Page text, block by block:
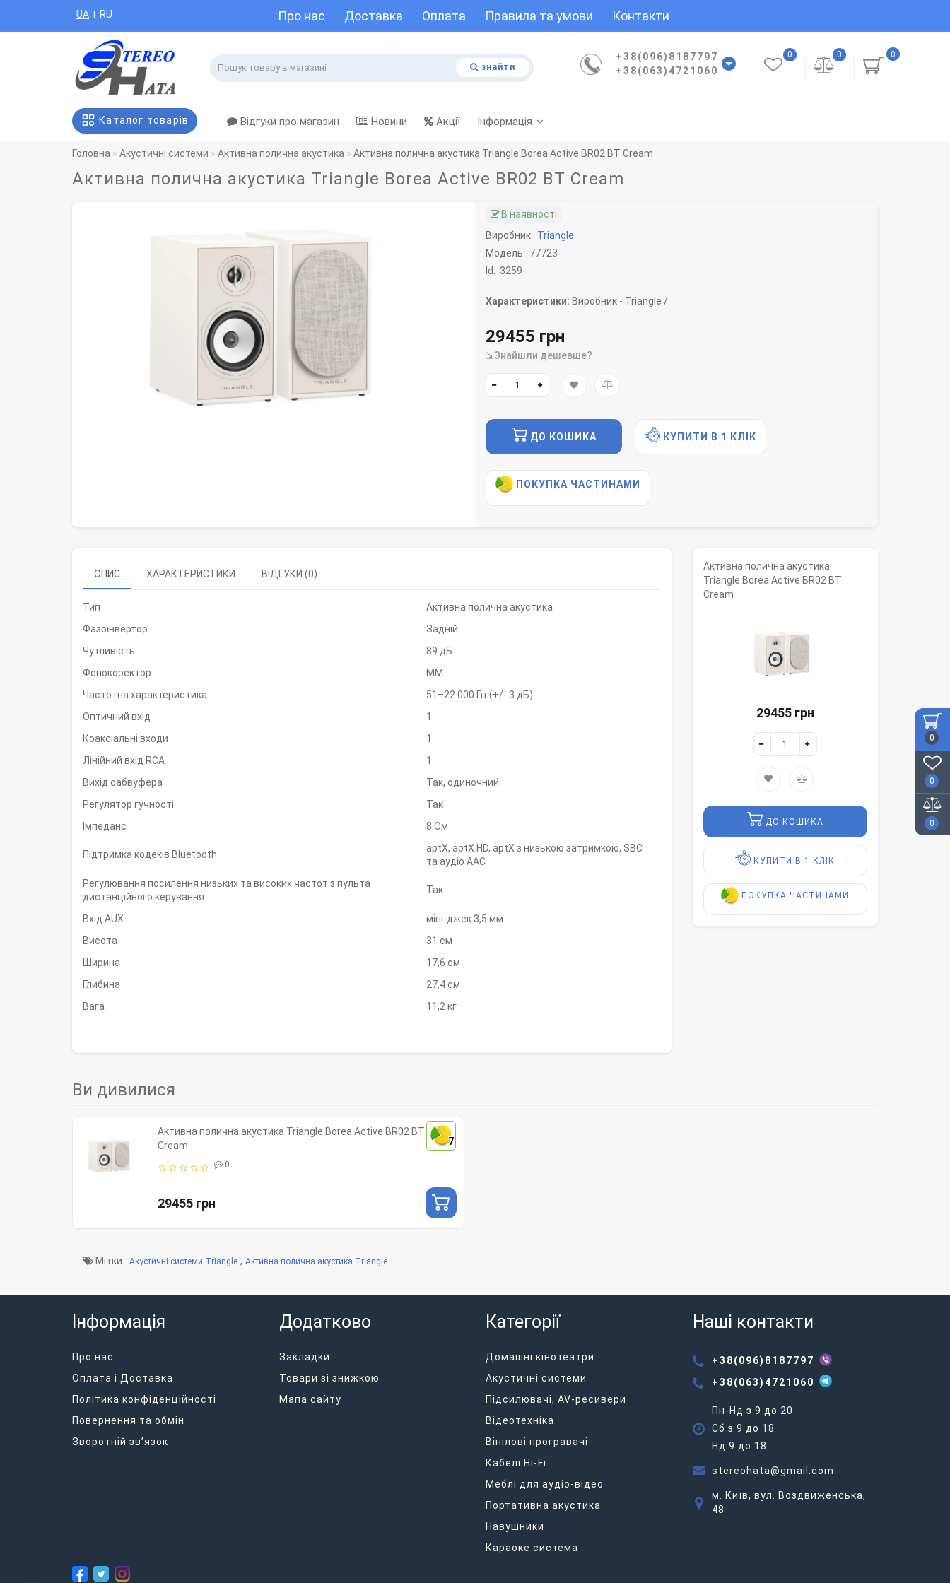
0
0
0
Про нас Доставка Оплата Правила та умови Контакти
UA | RU
знайти
+38(096)8187797
+38(063)4721060
0
0
0
Каталог товарів Відгуки про магазин Новини Акції Інформація
Головна Акустичні системи Активна полична акустика Активна полична акустика Triangle Borea Active BR02 BT Cream
Активна полична акустика Triangle Borea Active BR02 BT Cream
В наявності
Виробник: Triangle
Модель: 77723
Id: 3259
Характеристики: Виробник - Triangle /
29455 грн
⇲Знайшли дешевше?
ДО КОШИКА КУПИТИ В 1 КЛІК
ПОКУПКА ЧАСТИНАМИ
ОПИС ХАРАКТЕРИСТИКИ ВІДГУКИ (0)
Тип
Активна полична акустика
Фазоінвертор
Задній
Чутливість
89 дБ
Фонокоректор
ММ
Частотна характеристика
51–22 000 Гц (+/- 3 дБ)
Оптичний вхід
1
Коаксіальні входи
1
Лінійний вхід RCA
1
Вихід сабвуфера
Так, одиночний
Регулятор гучності
Так
Імпеданс
8 Ом
Підтримка кодеків Bluetooth
aptX, aptX HD, aptX з низькою затримкою, SBC
та аудіо AAC
Регулювання посилення низьких та високих частот з пульта
дистанційного керування
Так
Вхід AUX
міні-джек 3,5 мм
Висота
31 см
Ширина
17,6 см
Глибина
27,4 см
Вага
11,2 кг
Активна полична акустика
Triangle Borea Active BR02 BT
Cream
29455 грн
ДО КОШИКА
КУПИТИ В 1 КЛІК
ПОКУПКА ЧАСТИНАМИ
Ви дивилися
7
Активна полична акустика Triangle Borea Active BR02 BT
Cream
0
29455 грн
Мітки: Акустичні системи Triangle , Активна полична акустика Triangle
Інформація
Про нас
Оплата і Доставка
Політика конфіденційності
Повернення та обмін
Зворотній зв’язок
Додатково
Закладки
Товари зі знижкою
Мапа сайту
Категорії
Домашні кінотеатри
Акустичні системи
Підсилювачі, AV-ресивери
Відеотехніка
Вінілові програвачі
Кабелі Hi-Fi
Меблі для аудіо-відео
Портативна акустика
Навушники
Караоке система
Наші контакти
+38(096)8187797
+38(063)4721060
Пн-Нд з 9 до 20
Сб з 9 до 18
Нд 9 до 18
stereohata@gmail.com
м. Київ, вул. Воздвиженська,
48